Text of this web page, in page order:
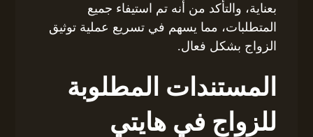
بعناية، والتأكد من أنه تم استيفاء جميع
المتطلبات، مما يسهم في تسريع عملية توثيق
الزواج بشكل فعال.
المستندات المطلوبة
للزواج في هايتي